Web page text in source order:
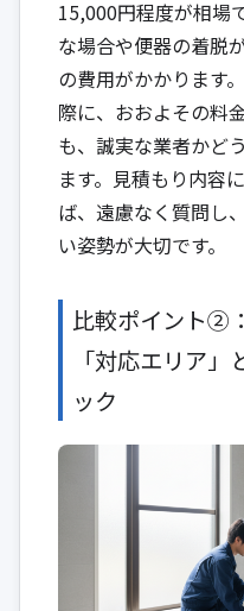
15,000円程度が相場
な場合や便器の着脱
の費用がかかります
際に、おおよその料
も、誠実な業者かど
ます。見積もり内容
ば、遠慮なく質問し
い姿勢が大切です。
比較ポイント②
「対応エリア
ック